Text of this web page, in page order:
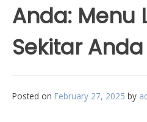
Anda: Menu
Sekitar Anda
Posted on February 27, 2025 by